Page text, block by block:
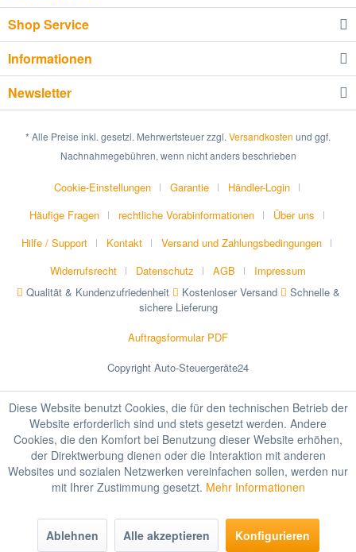
Shop Service
Informationen
Newsletter
* Alle Preise inkl. gesetzl. Mehrwertsteuer zzgl. Versandkosten und ggf.
Nachnahmegebühren, wenn nicht anders beschrieben
Cookie-Einstellungen Garantie
Händler-Login
Häufige Fragen
rechtliche Vorabinformationen
Über uns
Hilfe / Support
Kontakt
Versand und Zahlungsbedingungen
Widerrufsrecht
Datenschutz AGB
Impressum
Qualität & Kundenzufriedenheit
Kostenloser Versand
Schnelle &
sichere Lieferung
Auftragsformular PDF
Copyright Auto-Steuergeräte24
Diese Website benutzt Cookies, die für den technischen Betrieb der
Website erforderlich sind und stets gesetzt werden. Andere
Cookies, die den Komfort bei Benutzung dieser Website erhöhen,
der Direktwerbung dienen oder die Interaktion mit anderen
Websites und sozialen Netzwerken vereinfachen sollen, werden nur
mit Ihrer Zustimmung gesetzt. Mehr Informationen
Ablehnen Alle akzeptieren Konfigurieren